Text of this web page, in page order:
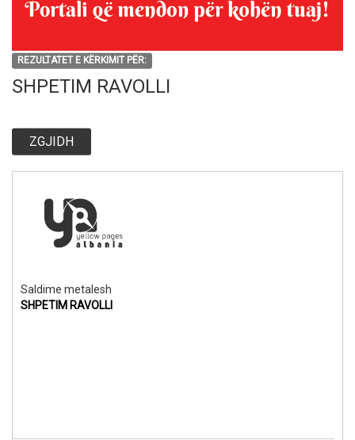
REZULTATET E KËRKIMIT PËR:
SHPETIM RAVOLLI
ZGJIDH
Saldime metalesh
SHPETIM RAVOLLI